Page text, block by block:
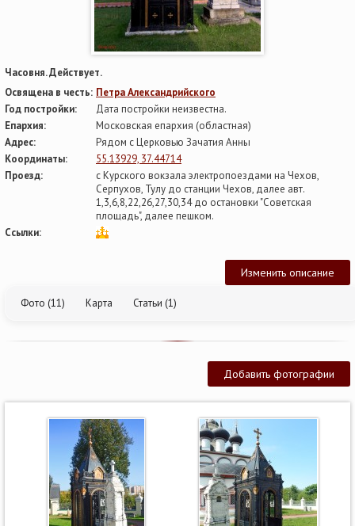
Часовня. Действует.
Освящена в честь: Петра Александрийского
Год постройки:
Дата постройки неизвестна.
Епархия:
Московская епархия (областная)
Адрес:
Рядом с Церковью Зачатия Анны
Координаты:
55.13929, 37.44714
Проезд:
с Курского вокзала электропоездами на Чехов,
Серпухов, Тулу до станции Чехов, далее авт.
1,3,6,8,22,26,27,30,34 до остановки "Советская
площадь", далее пешком.
Ссылки:
Изменить описание
Фото (11) Карта Статьи (1)
Добавить фотографии